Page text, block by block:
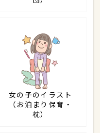
女の子のイラスト
（お泊まり保育・
枕）